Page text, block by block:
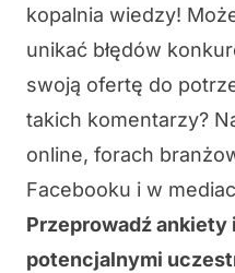
kopalnia wiedzy!
unikać błędów
swoją ofertę do
takich komentarzy?
online, forach
Facebooku i w
Przeprowadź ankiety
potencjalnymi